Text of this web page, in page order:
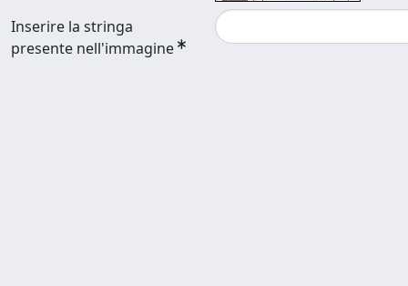
Inserire la stringa
presente nell'immagine